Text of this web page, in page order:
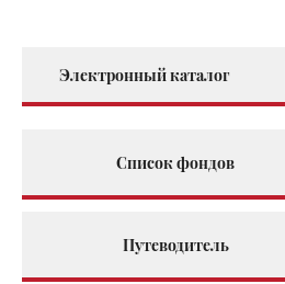
Электронный каталог
Список фондов
Путеводитель